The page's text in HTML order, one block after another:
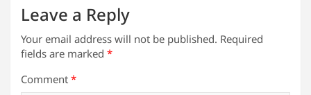
Leave a Reply
Your email address will not be published. Required
fields are marked *
Comment *